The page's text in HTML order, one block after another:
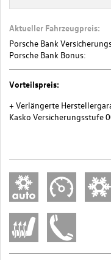
Aktueller Fahrzeugpreis:
Porsche Bank
Porsche Bank Bonus:
Vorteilspreis:
+ Verlängerte
Kasko Versicherungsstufe